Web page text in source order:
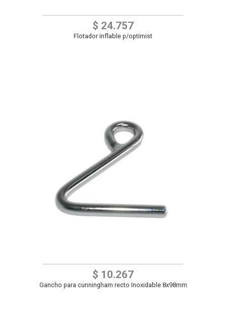
$ 24.757
Flotador inflable p/optimist
$ 10.267
Gancho para cunningham recto Inoxidable 8x98mm